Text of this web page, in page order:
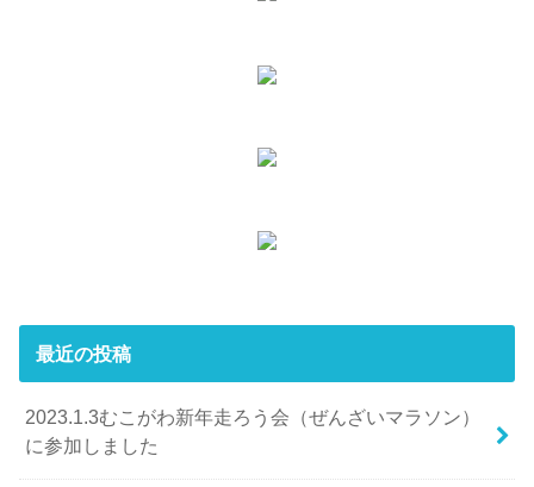
最近の投稿
2023.1.3むこがわ新年走ろう会（ぜんざいマラソン）
に参加しました